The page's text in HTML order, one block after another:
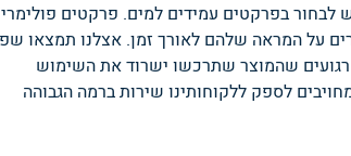
בפרקטים עמידים למים. פרקטים
על המראה שלהם לאורך זמן. אצלנו תמצאו
שהמוצר שתרכשו ישרוד את השימוש
לספק ללקוחותינו שירות ברמה הגבוהה